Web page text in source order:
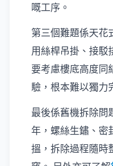
嘅工序。
第三個難題係天花
用絲桿吊掛、接駁
要考慮樓底高度同
驗，根本難以獨力
最後係舊機拆除問
年，螺絲生鏽、密
搵，拆除過程隨時